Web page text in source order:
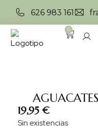
626 983 161
0
19,95 €
Sin existencias